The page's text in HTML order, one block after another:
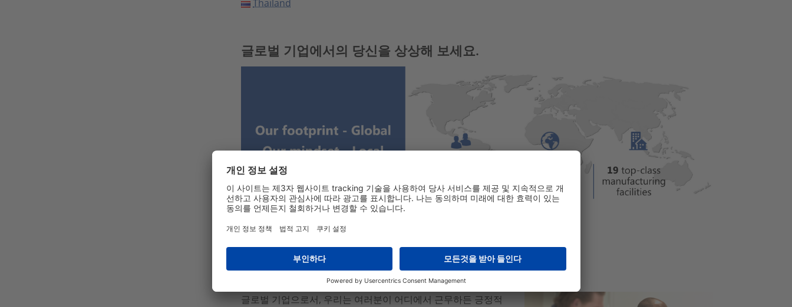
Thailand
글로벌 기업에서의 당신을 상상해 보세요.
당신을 위해 준비된 것들
글로벌 기업으로서, 우리는 여러분이 어디에서 근무하든 긍정적